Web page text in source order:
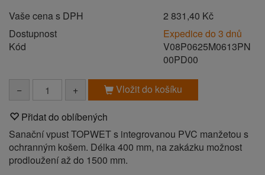
Vaše cena s DPH
2 831,40 Kč
Dostupnost
Expedice do 3 dnů
Kód
V08P0625M0613PN
00PD00
− + Vložit do košíku
Přidat do oblíbených
Sanační vpust TOPWET s integrovanou PVC manžetou s
ochranným košem. Délka 400 mm, na zakázku možnost
prodloužení až do 1500 mm.